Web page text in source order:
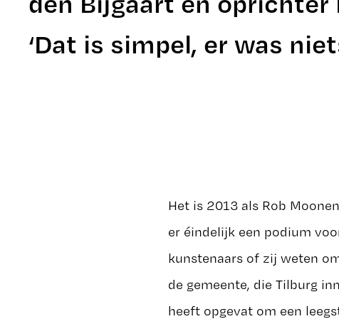
‘Dat is simpel, er was
Het is 2013 als Rob
er éindelijk een podium
kunstenaars of zij weten
de gemeente, die Tilburg
heeft opgevat om een